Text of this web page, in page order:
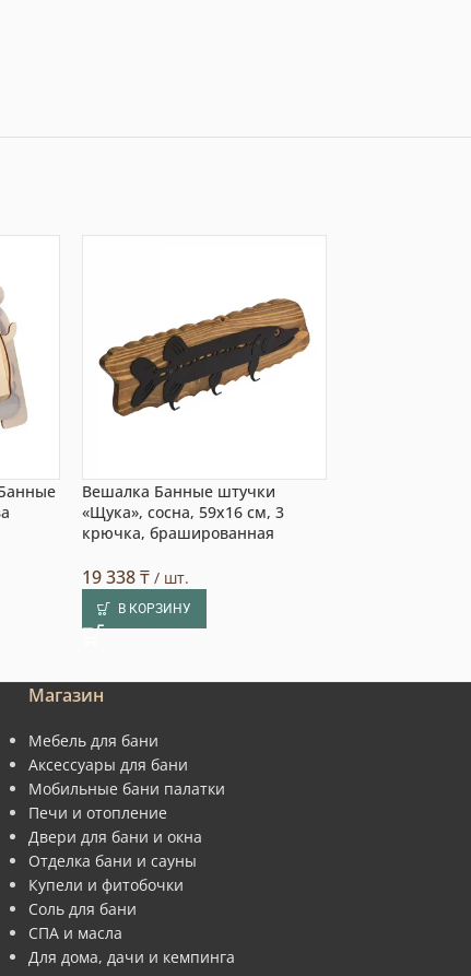
Вешалка Банные штучки
«Щука», сосна, 59х16 см, 3
крючка, брашированная
19 338₸/ шт.
В КОРЗИНУ
Магазин
Мебель для бани
Аксессуары для бани
Мобильные бани палатки
Печи и отопление
Двери для бани и окна
Отделка бани и сауны
Купели и фитобочки
Соль для бани
СПА и масла
Для дома, дачи и кемпинга